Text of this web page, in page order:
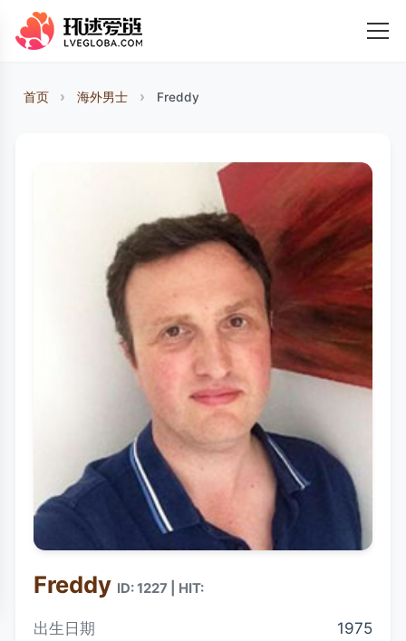
首页 海外男士 Freddy
Freddy ID: 1227 | HIT:
出生日期 1975